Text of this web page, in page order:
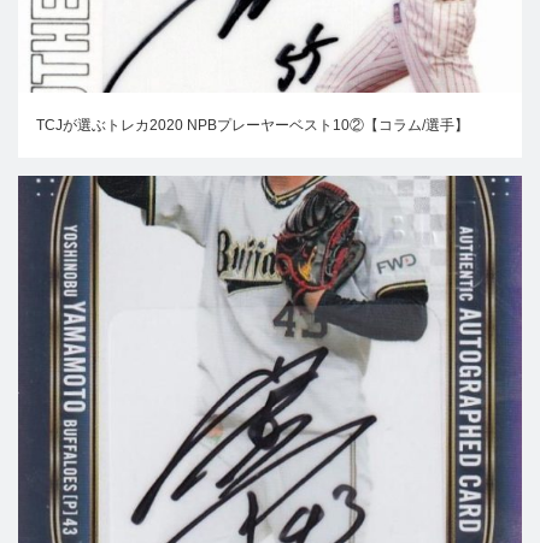
TCJが選ぶトレカ2020 NPBプレーヤーベスト10②【コラム/選手】